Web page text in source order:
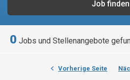
0 Jobs und Stellenangebote
Vorherige Seite